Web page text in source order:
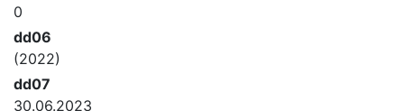
0
dd06
(2022)
dd07
30.06.2023